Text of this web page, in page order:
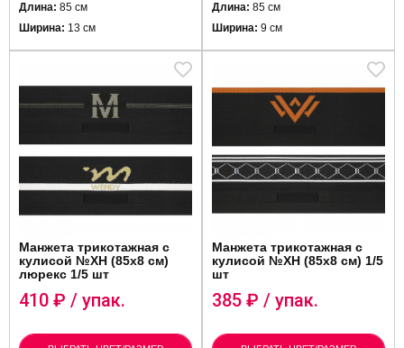
Длина: 85 см
Ширина: 13 см
Длина: 85 см
Ширина: 9 см
Манжета трикотажная с
кулисой №XH (85x8 см)
люрекс 1/5 шт
410 ₽ / упак.
Манжета трикотажная с
кулисой №XH (85x8 см) 1/5
шт
385 ₽ / упак.